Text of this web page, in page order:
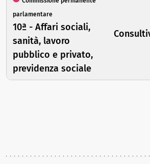
parlamentare
10ª - Affari sociali,
sanità, lavoro
pubblico e privato,
previdenza sociale